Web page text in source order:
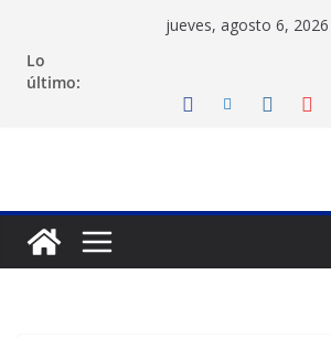
contenido
jueves, agosto 6, 2026
Lo
último: